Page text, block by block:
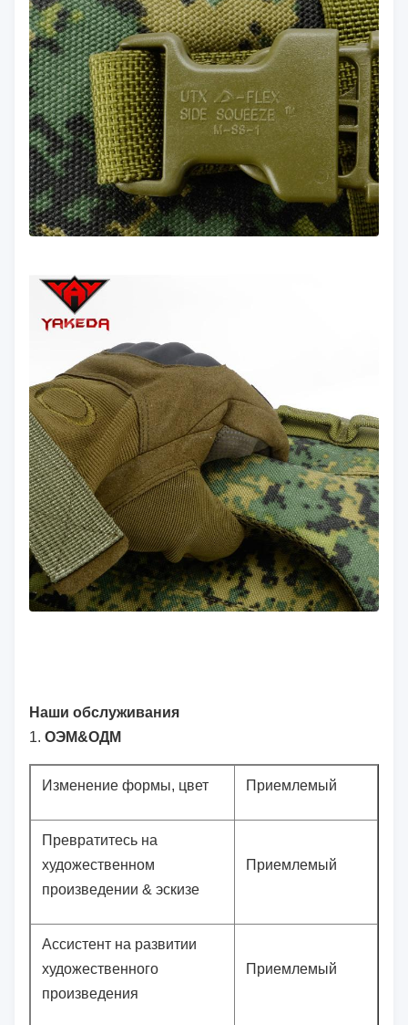
Наши обслуживания
1. ОЭМ&ОДМ
Изменение формы, цвет Приемлемый
Превратитесь на
художественном
произведении & эскизе
Приемлемый
Ассистент на развитии
художественного
произведения
Приемлемый